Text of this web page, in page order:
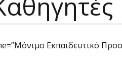
Εκπαιδευτικό